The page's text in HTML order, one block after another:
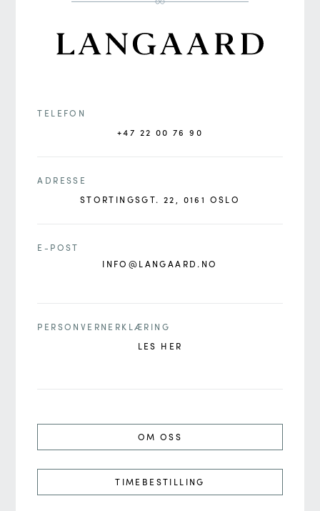
TELEFON
+47 22 00 76 90
ADRESSE
STORTINGSGT. 22, 0161 OSLO
E-POST
INFO@LANGAARD.NO
PERSONVERNERKLÆRING
LES HER
OM OSS
TIMEBESTILLING